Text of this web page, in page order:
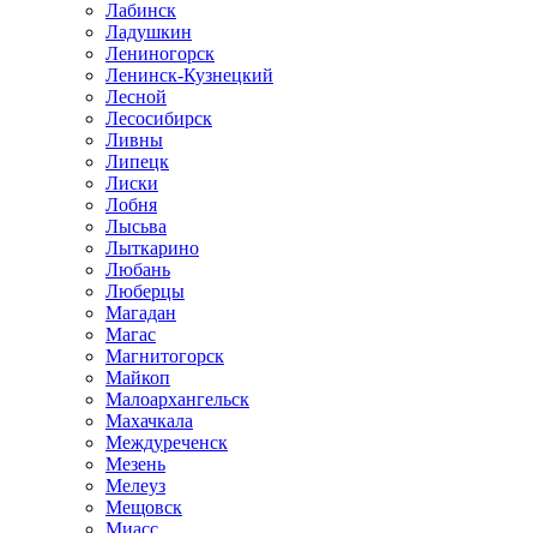
Лабинск
Ладушкин
Лениногорск
Ленинск-Кузнецкий
Лесной
Лесосибирск
Ливны
Липецк
Лиски
Лобня
Лысьва
Лыткарино
Любань
Люберцы
Магадан
Магас
Магнитогорск
Майкоп
Малоархангельск
Махачкала
Междуреченск
Мезень
Мелеуз
Мещовск
Миасс